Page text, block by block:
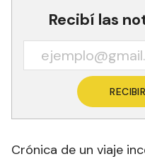
Recibí las
Crónica de un viaje